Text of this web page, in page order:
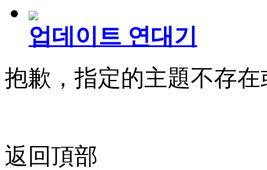
업데이트 연대기
抱歉，指定的主題不存
返回頂部